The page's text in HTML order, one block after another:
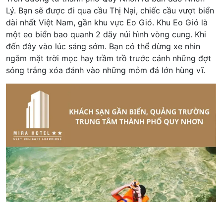
Lý. Bạn sẽ được đi qua cầu Thị Nại, chiếc cầu vượt biển
dài nhất Việt Nam, gần khu vực Eo Gió. Khu Eo Gió là
một eo biển bao quanh 2 dãy núi hình vòng cung. Khi
đến đây vào lúc sáng sớm. Bạn có thể dừng xe nhìn
ngắm mặt trời mọc hay trầm trồ trước cảnh những đợt
sóng trắng xóa đánh vào những mỏm đá lớn hùng vĩ.